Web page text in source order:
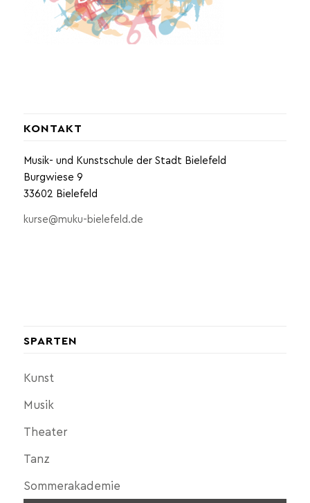
KONTAKT
Musik- und Kunstschule der Stadt Bielefeld
Burgwiese 9
33602 Bielefeld
kurse@muku-bielefeld.de
SPARTEN
Kunst
Musik
Theater
Tanz
Sommerakademie